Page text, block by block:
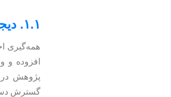
۱.۱. دیجیتالی‌سازی و تجربه‌های مجازی
همه‌گیری
افزوده و
پژوهش در
گسترش